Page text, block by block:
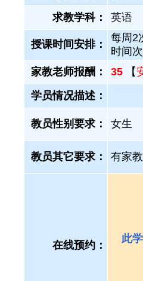
求教学科：
英语
授课时间安排：
每周2
时间
家教老师报酬：
35 【
学员情况描述：
教员性别要求： 女生
教员其它要求： 有家
在线预约：
此